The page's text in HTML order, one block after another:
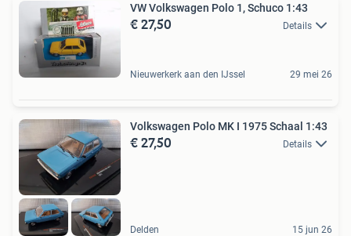
VW Volkswagen Polo 1, Schuco 1:43
€ 27,50 Details
Nieuwerkerk aan den IJssel 29 mei 26
Volkswagen Polo MK I 1975 Schaal 1:43
€ 27,50 Details
Delden 15 jun 26